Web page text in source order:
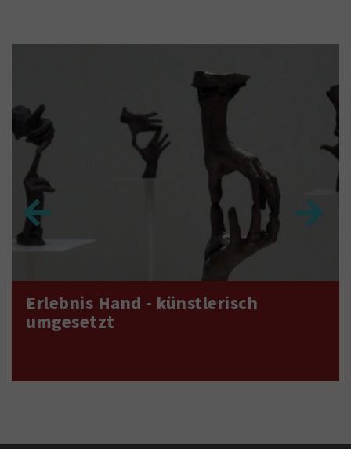
Erlebnis Hand - künstlerisch
umgesetzt